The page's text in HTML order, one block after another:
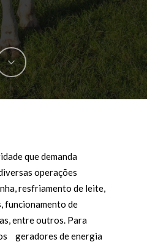
que demanda
operações
resfriamento de leite,
funcionamento de
entre outros. Para
geradores de energia